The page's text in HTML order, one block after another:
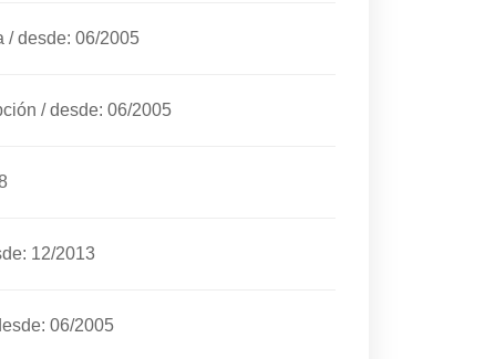
/desde: 06/2005
/desde: 06/2005
12/2013
06/2005